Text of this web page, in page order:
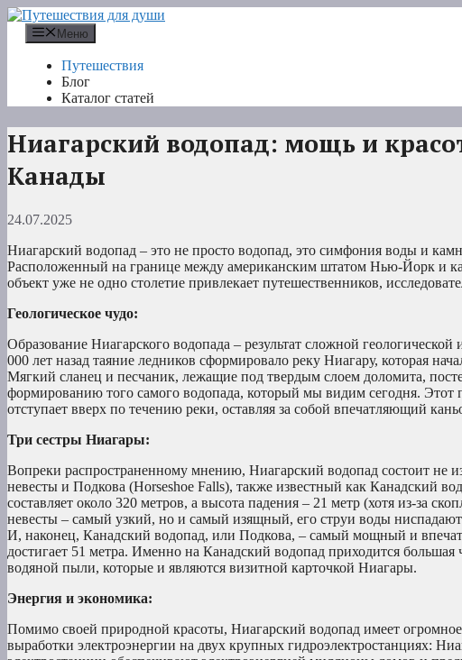
Перейти
содержимому
Меню
Путешествия
Блог
Каталог статей
Ниагарский водопад: мощь и
Канады
24.07.2025
Ниагарский водопад – это не просто водопад, это симфония воды и
Расположенный на границе между американским штатом Нью-Йорк и
объект уже не одно столетие привлекает путешественников,
Геологическое чудо:
Образование Ниагарского водопада – результат сложной
000 лет назад таяние ледников сформировало реку Ниагару, которая
Мягкий сланец и песчаник, лежащие под твердым слоем доломита,
формированию того самого водопада, который мы видим сегодня. Этот
отступает вверх по течению реки, оставляя за собой впечатляющий
Три сестры Ниагары:
Вопреки распространенному мнению, Ниагарский водопад состоит не
невесты и Подкова (Horseshoe Falls), также известный как Канадский
составляет около 320 метров, а высота падения – 21 метр (хотя из-за
невесты – самый узкий, но и самый изящный, его струи воды
И, наконец, Канадский водопад, или Подкова, – самый мощный и
достигает 51 метра. Именно на Канадский водопад приходится
водяной пыли, которые и являются визитной карточкой Ниагары.
Энергия и экономика:
Помимо своей природной красоты, Ниагарский водопад имеет
выработки электроэнергии на двух крупных гидроэлектростанциях: